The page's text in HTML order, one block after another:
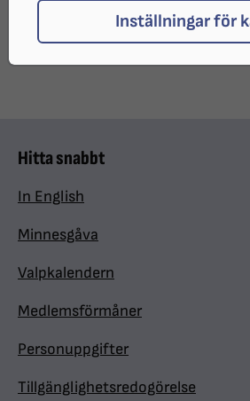
Inställningar för
Dela sidan på Facebook
Dela sidan med e-
Hitta snabbt
In English
Minnesgåva
Valpkalendern
Medlemsförmåner
Personuppgifter
Tillgänglighetsredogörelse